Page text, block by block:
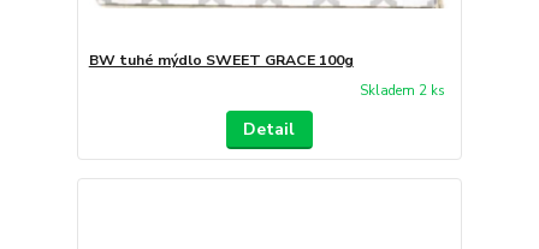
BW tuhé mýdlo SWEET GRACE 100g
Skladem 2 ks
Detail